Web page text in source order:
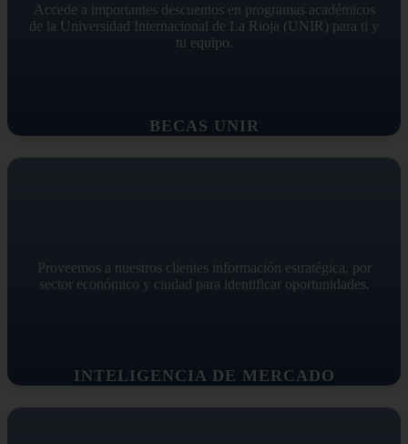
BECAS UNIR
Accede a importantes descuentos en programas académicos
de la Universidad Internacional de La Rioja (UNIR) para ti y
tu equipo.
INTELIGENCIA DE MERCADO
Proveemos a nuestros clientes información estratégica, por
sector económico y ciudad para identificar oportunidades.